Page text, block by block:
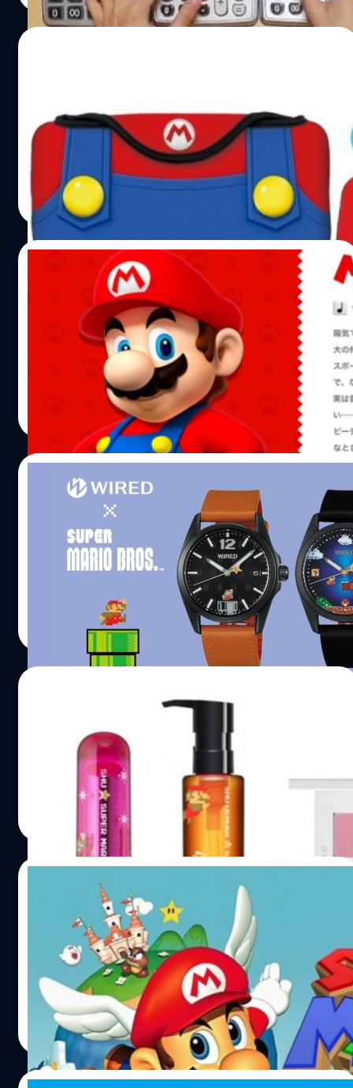
มาแล้วเคส Nintendo Switch ลายจากเกม Mario
วงศกร ปฐมชัยวัฒน์| 3246 days ago
Read More
ลุงหนวด Super Mario ไม่ได้เป็นช่างประปา
ลุงหนวด Mario ของเราจะไม่ได้เป็นช่างประปาอีกแล้ว
วงศกร ปฐมชัยวัฒน์| 3259 days ago
นินเทนโดจับมือ Seiko เปิดตัว นาฬิกาจากเกม
Super Mario
มาแล้ว นาฬิกา Seiko จากเกม Super Mario
วงศกร ปฐมชัยวัฒน์| 3285 days ago
Read More
มาดูเครื่องสำอาง จากเกม Super Mario กัน
วงศกร ปฐมชัยวัฒน์ | 3305 days ago
ชม Super Mario 64 Maker เกมที่ทำให้คุณ
สร้าง มาริโอ 3 มิติไว้เล่นเองได้ (เกมแฟนๆทำ
เอง)
มาสร้างเกม Super Mario 3D กันในเกม Mario 64 Maker
วงศกร ปฐมชัยวัฒน์| 3307 days ago
Read More